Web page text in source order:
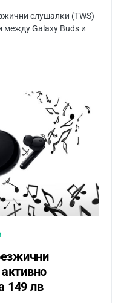
слушалки (TWS)
между Galaxy Buds и
149 лв